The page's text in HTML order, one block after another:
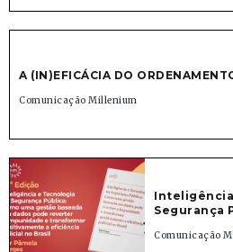
A (IN)EFICÁCIA DO
Comunicação Millenium
Segurança
Comunicação